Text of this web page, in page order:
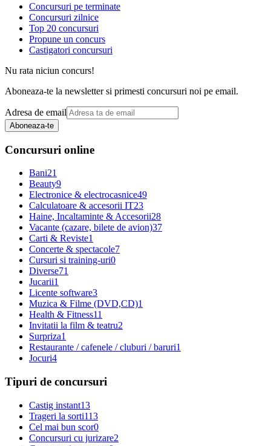
Concursuri pe terminate
Concursuri zilnice
Top 20 concursuri
Propune un concurs
Castigatori concursuri
Nu rata niciun concurs!
Aboneaza-te la newsletter si primesti concursuri noi pe email.
Adresa de email
Aboneaza-te
Concursuri online
Bani21
Beauty9
Electronice & electrocasnice49
Calculatoare & accesorii IT23
Haine, Incaltaminte & Accesorii28
Vacante (cazare, bilete de avion)37
Carti & Reviste1
Concerte & spectacole7
Cursuri si training-uri0
Diverse71
Jucarii1
Licente software3
Muzica & Filme (DVD,CD)1
Health & Fitness11
Invitatii la film & teatru2
Surpriza1
Restaurante / cafenele / cluburi / baruri1
Jocuri4
Tipuri de concursuri
Castig instant13
Trageri la sorti113
Cel mai bun scor0
Concursuri cu jurizare2